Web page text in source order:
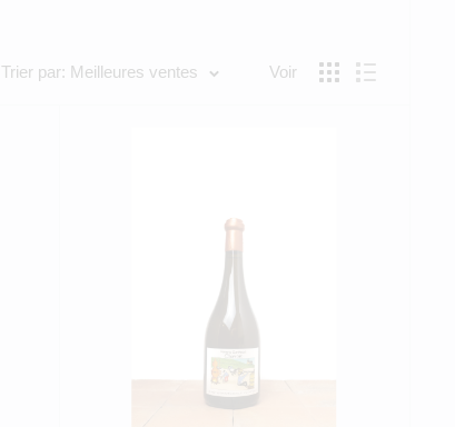
Trier par: Meilleures ventes Voir